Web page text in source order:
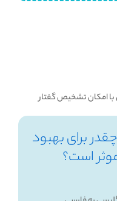
با امکان تشخیص گفتار
برای بهبود
است؟